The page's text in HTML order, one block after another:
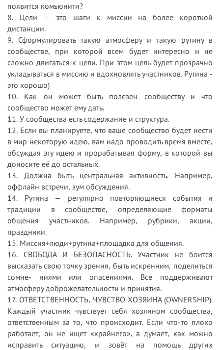
появится комьюнити?
8. Цели — это шаги к миссии на более короткой
дистанции.
9. Сформулировать такую атмосферу и такую рутину в
сообществе, при которой всем будет интересно и не
сложно двигаться к цели. При этом цель будет прозрачно
укладываться в миссию и вдохновлять участников. Рутина -
это хорошо)
10. Как он может быть полезен сообществу и что
сообщество может ему дать.
11. У сообщества есть содержание и структура.
12. Если вы планируете, что ваше сообщество будет нести
в мир некоторую идею, вам надо проводить время вместе,
обсуждая эту идею и прорабатывая форму, в которой вы
доносите её до остальных.
13. Должна быть центральная активность. Например,
оффлайн встречи, зум обсуждения.
14. Рутина — регулярно повторяющиеся события и
традиции в сообществе, определяющие форматы
общения участников. Например, рубрики, акции,
праздники.
15. Миссия+люди+рутина+площадка для общения.
16. СВОБОДА И БЕЗОПАСНОСТЬ. Участник не боится
высказать свою точку зрения, быть искренним, поделиться
сомне- ниями или опасениями. Все поддерживают
атмосферу доброжелательности и принятия.
17. ОТВЕТСТВЕННОСТЬ, ЧУВСТВО ХОЗЯИНА (OWNERSHIP).
Каждый участник чувствует себя хозяином сообщества,
ответственным за то, что происходит. Если что-то плохо
работает, он не ищет «крайнего», а думает, как можно
исправить ситуацию, и зовёт на помощь других